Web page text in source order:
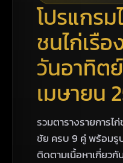
โปรแกร
ชนไก่เรือ
วันอาทิต
เมษายน
รวมตารางรายการไ
ชัย ครบ 9 คู่ พร้อม
ติดตามเนื้อหาเกี่ยวกั